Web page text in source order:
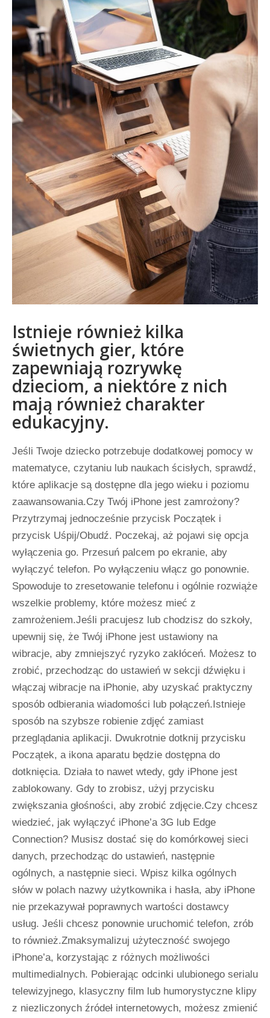
Istnieje również kilka
świetnych gier, które
zapewniają rozrywkę
dzieciom, a niektóre z nich
mają również charakter
edukacyjny.
Jeśli Twoje dziecko potrzebuje dodatkowej pomocy w
matematyce, czytaniu lub naukach ścisłych, sprawdź,
które aplikacje są dostępne dla jego wieku i poziomu
zaawansowania.Czy Twój iPhone jest zamrożony?
Przytrzymaj jednocześnie przycisk Początek i
przycisk Uśpij/Obudź. Poczekaj, aż pojawi się opcja
wyłączenia go. Przesuń palcem po ekranie, aby
wyłączyć telefon. Po wyłączeniu włącz go ponownie.
Spowoduje to zresetowanie telefonu i ogólnie rozwiąże
wszelkie problemy, które możesz mieć z
zamrożeniem.Jeśli pracujesz lub chodzisz do szkoły,
upewnij się, że Twój iPhone jest ustawiony na
wibracje, aby zmniejszyć ryzyko zakłóceń. Możesz to
zrobić, przechodząc do ustawień w sekcji dźwięku i
włączaj wibracje na iPhonie, aby uzyskać praktyczny
sposób odbierania wiadomości lub połączeń.Istnieje
sposób na szybsze robienie zdjęć zamiast
przeglądania aplikacji. Dwukrotnie dotknij przycisku
Początek, a ikona aparatu będzie dostępna do
dotknięcia. Działa to nawet wtedy, gdy iPhone jest
zablokowany. Gdy to zrobisz, użyj przycisku
zwiększania głośności, aby zrobić zdjęcie.Czy chcesz
wiedzieć, jak wyłączyć iPhone’a 3G lub Edge
Connection? Musisz dostać się do komórkowej sieci
danych, przechodząc do ustawień, następnie
ogólnych, a następnie sieci. Wpisz kilka ogólnych
słów w polach nazwy użytkownika i hasła, aby iPhone
nie przekazywał poprawnych wartości dostawcy
usług. Jeśli chcesz ponownie uruchomić telefon, zrób
to również.Zmaksymalizuj użyteczność swojego
iPhone’a, korzystając z różnych możliwości
multimedialnych. Pobierając odcinki ulubionego serialu
telewizyjnego, klasyczny film lub humorystyczne klipy
z niezliczonych źródeł internetowych, możesz zmienić